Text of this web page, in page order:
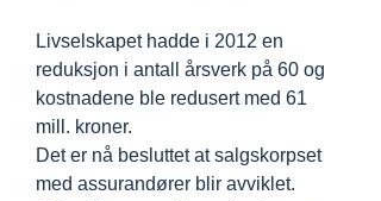
Livselskapet hadde i 2012 en
reduksjon i antall årsverk på 60 og
kostnadene ble redusert med 61
mill. kroner.
Det er nå besluttet at salgskorpset
med assurandører blir avviklet.